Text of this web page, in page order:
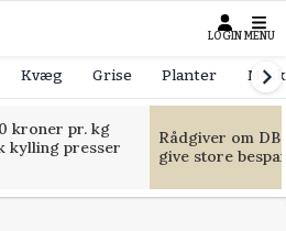
LOGIN MENU
Kvæg Grise Planter
kroner pr. kg
kylling presser
Rådgiver om
give store